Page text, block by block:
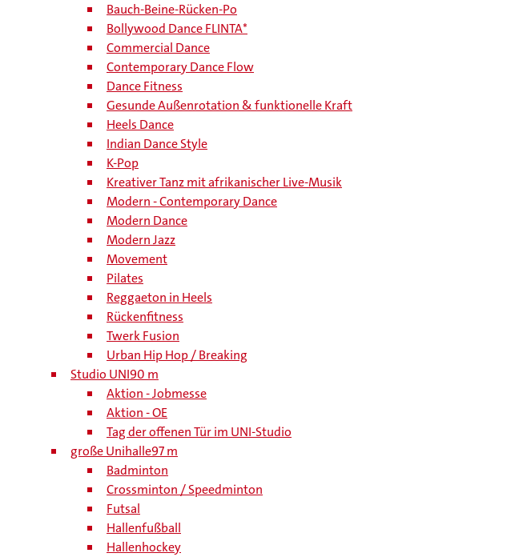
Bauch-Beine-Rücken-Po
Bollywood Dance FLINTA*
Commercial Dance
Contemporary Dance Flow
Dance Fitness
Gesunde Außenrotation & funktionelle Kraft
Heels Dance
Indian Dance Style
K-Pop
Kreativer Tanz mit afrikanischer Live-Musik
Modern - Contemporary Dance
Modern Dance
Modern Jazz
Movement
Pilates
Reggaeton in Heels
Rückenfitness
Twerk Fusion
Urban Hip Hop / Breaking
Studio UNI90 m
Aktion - Jobmesse
Aktion - OE
Tag der offenen Tür im UNI-Studio
große Unihalle97 m
Badminton
Crossminton / Speedminton
Futsal
Hallenfußball
Hallenhockey